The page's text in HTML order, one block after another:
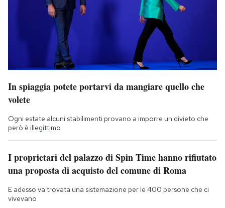
In spiaggia potete portarvi da mangiare quello che
volete
Ogni estate alcuni stabilimenti provano a imporre un divieto che
però è illegittimo
I proprietari del palazzo di Spin Time hanno rifiutato
una proposta di acquisto del comune di Roma
E adesso va trovata una sistemazione per le 400 persone che ci
vivevano